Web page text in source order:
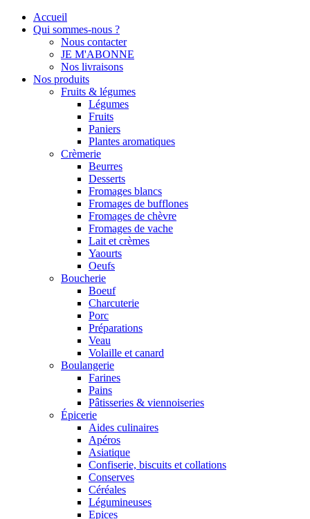
Accueil
Qui sommes-nous ?
Nous contacter
JE M'ABONNE
Nos livraisons
Nos produits
Fruits & légumes
Légumes
Fruits
Paniers
Plantes aromatiques
Crèmerie
Beurres
Desserts
Fromages blancs
Fromages de bufflones
Fromages de chèvre
Fromages de vache
Lait et crèmes
Yaourts
Oeufs
Boucherie
Boeuf
Charcuterie
Porc
Préparations
Veau
Volaille et canard
Boulangerie
Farines
Pains
Pâtisseries & viennoiseries
Épicerie
Aides culinaires
Apéros
Asiatique
Confiserie, biscuits et collations
Conserves
Céréales
Légumineuses
Epices